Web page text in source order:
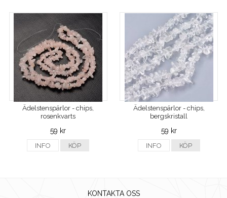
Ädelstenspärlor - chips,
rosenkvarts
59 kr
INFO KÖP
Ädelstenspärlor - chips,
bergskristall
59 kr
INFO KÖP
KONTAKTA OSS